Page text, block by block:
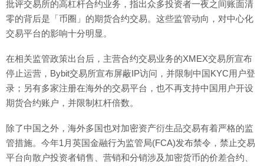
批评交易所的高杠杆合约业务，指出众多投资者一夜之间账面清
零的背后是「币圈」的期货合约交易。这些监管动向，对中心化
交易平台的影响十分明显。
在相关监管政策出台后，主营合约交易业务的XMEX交易所宣布
停止运营，Bybit交易所宣布屏蔽IP访问，并限制中国KYC用户登
录；另有多家注册在海外的交易平台，也不再支持中国用户开设
期货合约账户，并限制杠杆倍数。
除了中国之外，海外多国也对加密资产衍生品交易有着严格的监
管措施。今年1月英国金融行为监管局(FCA)发布禁令，禁止交易
平台向散户投资者销售、营销和分销涉及加密货币的价差合约、